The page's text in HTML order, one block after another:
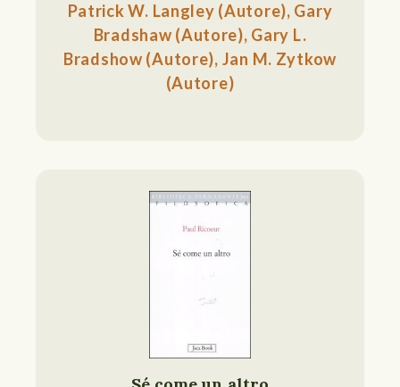
Patrick W. Langley (Autore), Gary
Bradshaw (Autore), Gary L.
Bradshow (Autore), Jan M. Zytkow
(Autore)